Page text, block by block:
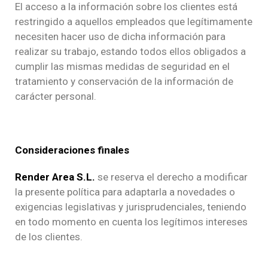
El acceso a la información sobre los clientes está
restringido a aquellos empleados que legítimamente
necesiten hacer uso de dicha información para
realizar su trabajo, estando todos ellos obligados a
cumplir las mismas medidas de seguridad en el
tratamiento y conservación de la información de
carácter personal.
Consideraciones finales
Render Area S.L. se reserva el derecho a modificar
la presente política para adaptarla a novedades o
exigencias legislativas y jurisprudenciales, teniendo
en todo momento en cuenta los legítimos intereses
de los clientes.